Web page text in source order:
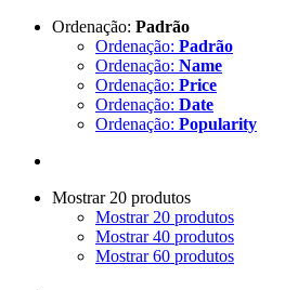
Ordenação: Padrão
Ordenação: Padrão
Ordenação: Name
Ordenação: Price
Ordenação: Date
Ordenação: Popularity
Mostrar 20 produtos
Mostrar 20 produtos
Mostrar 40 produtos
Mostrar 60 produtos